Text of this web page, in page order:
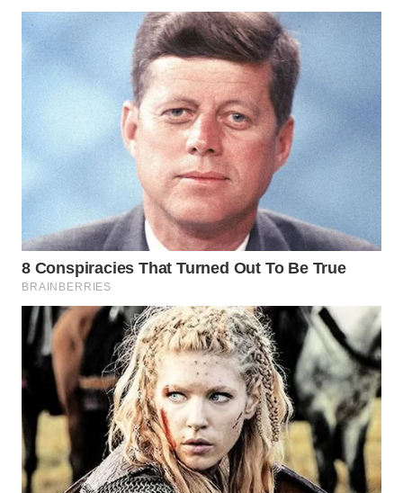
WN
TAPANULI
WN
SIMALUNGUN
WN
LABUHANBATU
WN
TAPANULI
TENGAH
WN DELI
SERDANG